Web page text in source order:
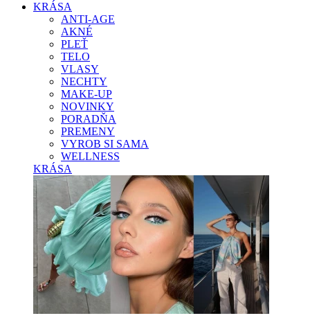
KRÁSA
ANTI-AGE
AKNÉ
PLEŤ
TELO
VLASY
NECHTY
MAKE-UP
NOVINKY
PORADŇA
PREMENY
VYROB SI SAMA
WELLNESS
KRÁSA